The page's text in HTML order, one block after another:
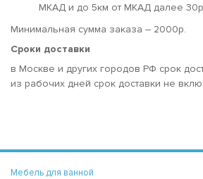
МКАД и до 5км от МКАД далее
Минимальная сумма заказа – 2000р.
Сроки доставки
в Москве и других городов РФ срок
из рабочих дней срок доставки не
Мебель для ванной